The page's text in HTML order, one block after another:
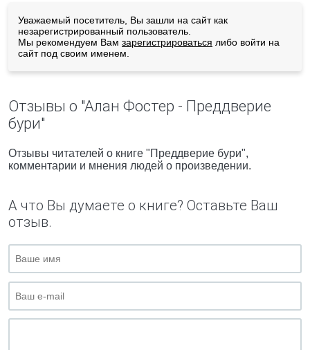
Уважаемый посетитель, Вы зашли на сайт как
незарегистрированный пользователь.
Мы рекомендуем Вам зарегистрироваться либо войти на
сайт под своим именем.
Отзывы о "Алан Фостер - Преддверие
бури"
Отзывы читателей о книге "Преддверие бури",
комментарии и мнения людей о произведении.
А что Вы думаете о книге? Оставьте Ваш
отзыв.